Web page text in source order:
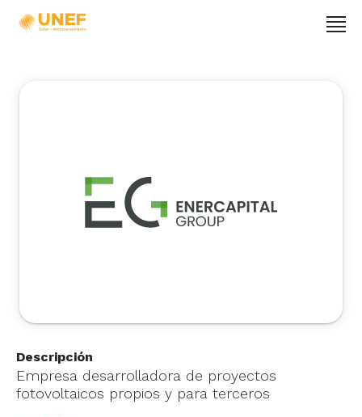
Descripción
Empresa desarrolladora de proyectos
fotovoltaicos propios y para terceros